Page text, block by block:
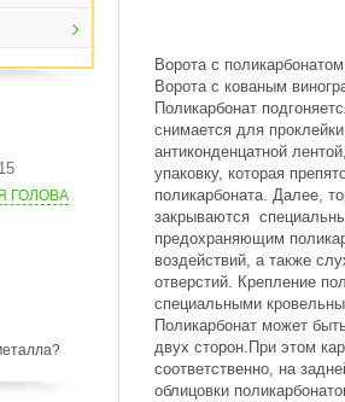
ГОЛОВА
Ворота с поликарбонатом
Ворота с кованым
Поликарбонат
снимается для
антиконденцатной
упаковку, которая
поликарбоната. Далее,
закрываются
предохраняющим
воздействий, а также
отверстий. Крепление
специальными
Поликарбонат может
двух сторон.При этом
соответственно, на
облицовки